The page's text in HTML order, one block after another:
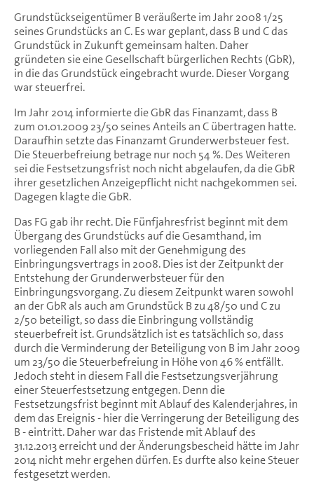
Grundstückseigentümer B veräußerte im Jahr 2008 1/25
seines Grundstücks an C. Es war geplant, dass B und C das
Grundstück in Zukunft gemeinsam halten. Daher
gründeten sie eine Gesellschaft bürgerlichen Rechts (GbR),
in die das Grundstück eingebracht wurde. Dieser Vorgang
war steuerfrei.
Im Jahr 2014 informierte die GbR das Finanzamt, dass B
zum 01.01.2009 23/50 seines Anteils an C übertragen hatte.
Daraufhin setzte das Finanzamt Grunderwerbsteuer fest.
Die Steuerbefreiung betrage nur noch 54 %. Des Weiteren
sei die Festsetzungsfrist noch nicht abgelaufen, da die GbR
ihrer gesetzlichen Anzeigepflicht nicht nachgekommen sei.
Dagegen klagte die GbR.
Das FG gab ihr recht. Die Fünfjahresfrist beginnt mit dem
Übergang des Grundstücks auf die Gesamthand, im
vorliegenden Fall also mit der Genehmigung des
Einbringungsvertrags in 2008. Dies ist der Zeitpunkt der
Entstehung der Grunderwerbsteuer für den
Einbringungsvorgang. Zu diesem Zeitpunkt waren sowohl
an der GbR als auch am Grundstück B zu 48/50 und C zu
2/50 beteiligt, so dass die Einbringung vollständig
steuerbefreit ist. Grundsätzlich ist es tatsächlich so, dass
durch die Verminderung der Beteiligung von B im Jahr 2009
um 23/50 die Steuerbefreiung in Höhe von 46 % entfällt.
Jedoch steht in diesem Fall die Festsetzungsverjährung
einer Steuerfestsetzung entgegen. Denn die
Festsetzungsfrist beginnt mit Ablauf des Kalenderjahres, in
dem das Ereignis - hier die Verringerung der Beteiligung des
B - eintritt. Daher war das Fristende mit Ablauf des
31.12.2013 erreicht und der Änderungsbescheid hätte im Jahr
2014 nicht mehr ergehen dürfen. Es durfte also keine Steuer
festgesetzt werden.